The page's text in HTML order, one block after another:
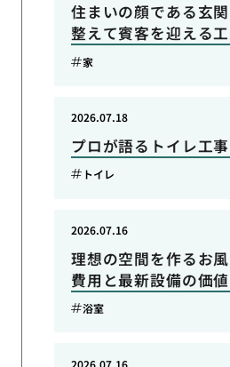
住まいの顔である玄
整えて賓客を迎える
家
プロが語るトイレ工
2026.07.18
トイレ
理想の空間を作るお
費用と最新設備の価値
2026.07.16
浴室
2026.07.16